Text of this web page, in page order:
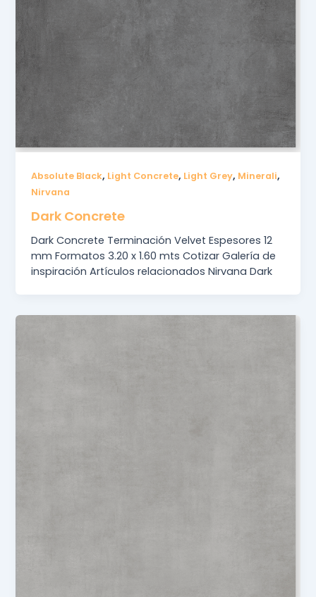
Absolute Black, Light Concrete, Light Grey, Minerali,
Nirvana
Dark Concrete
Dark Concrete Terminación Velvet Espesores 12
mm Formatos 3.20 x 1.60 mts Cotizar Galería de
inspiración Artículos relacionados Nirvana Dark